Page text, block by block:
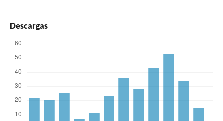
Descargas